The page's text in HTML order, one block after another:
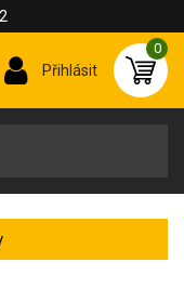
Přihlásit
0